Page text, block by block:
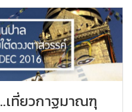
เที่ยวกาฐมาณฑุ